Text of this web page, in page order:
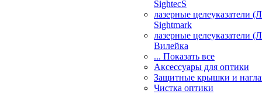
SightecS
лазерные целеуказатели
Sightmark
лазерные целеуказатели
Вилейка
... Показать все
Аксессуары для оптики
Защитные крышки и
Чистка оптики